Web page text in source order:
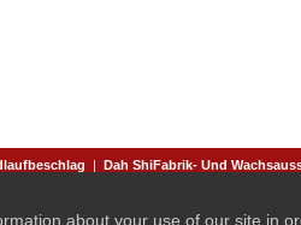
| Dah ShiFabrik- Und
about your use of our site in